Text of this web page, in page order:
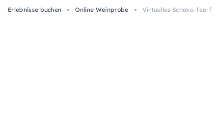
Erlebnisse buchen
Online Weinprobe Virtuelles Schoko-Tee-